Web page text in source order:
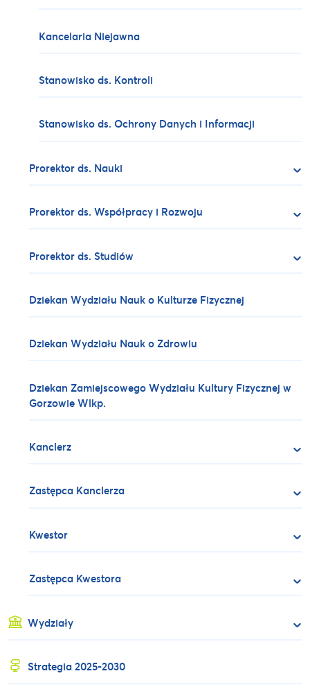
Kancelaria Niejawna
Stanowisko ds. Kontroli
Stanowisko ds. Ochrony Danych i Informacji
Prorektor ds. Nauki
Prorektor ds. Współpracy i Rozwoju
Prorektor ds. Studiów
Dziekan Wydziału Nauk o Kulturze Fizycznej
Dziekan Wydziału Nauk o Zdrowiu
Dziekan Zamiejscowego Wydziału Kultury Fizycznej w
Gorzowie Wlkp.
Kanclerz
Zastępca Kanclerza
Kwestor
Zastępca Kwestora
Wydziały
Strategia 2025-2030